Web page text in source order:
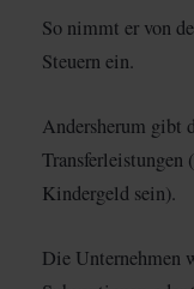
So nimmt er von
Steuern ein.
Andersherum gibt
Transferleistungen
Kindergeld sein).
Die Unternehmen